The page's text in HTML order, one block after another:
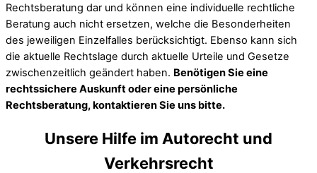
Rechtsberatung dar und können eine individuelle rechtliche
Beratung auch nicht ersetzen, welche die Besonderheiten
des jeweiligen Einzelfalles berücksichtigt. Ebenso kann sich
die aktuelle Rechtslage durch aktuelle Urteile und Gesetze
zwischenzeitlich geändert haben. Benötigen Sie eine
rechtssichere Auskunft oder eine persönliche
Rechtsberatung, kontaktieren Sie uns bitte.
Unsere Hilfe im Autorecht und
Verkehrsrecht